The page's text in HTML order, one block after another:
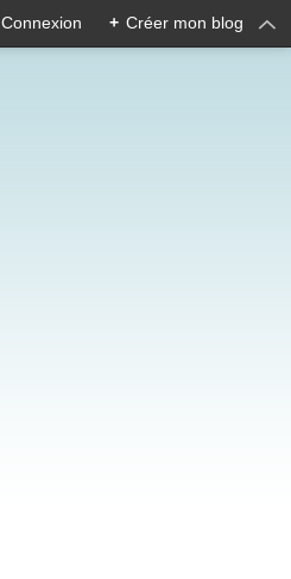
Connexion + Créer mon blog